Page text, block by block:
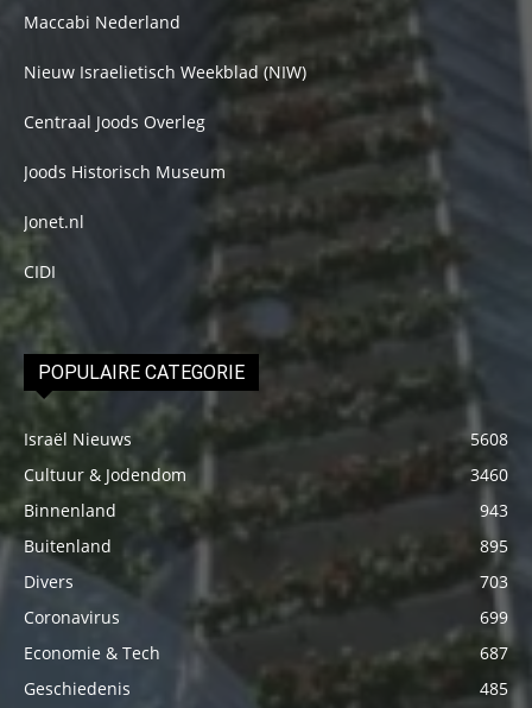
Maccabi Nederland
Nieuw Israelietisch Weekblad (NIW)
Centraal Joods Overleg
Joods Historisch Museum
Jonet.nl
CIDI
POPULAIRE CATEGORIE
Israël Nieuws
5608
Cultuur & Jodendom
3460
Binnenland
943
Buitenland
895
Divers
703
Coronavirus
699
Economie & Tech
687
Geschiedenis
485